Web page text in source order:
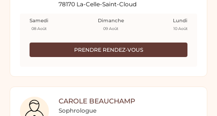
78170 La-Celle-Saint-Cloud
PRENDRE RENDEZ-VOUS
Samedi
08 Août
Dimanche
09 Août
Lundi
10 Août
CAROLE BEAUCHAMP
Sophrologue